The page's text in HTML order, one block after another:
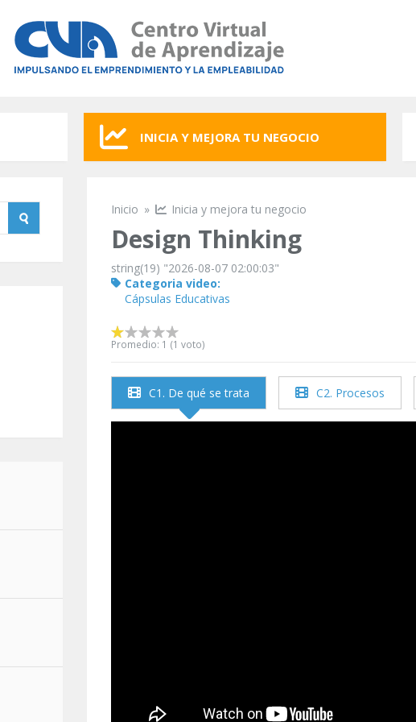
INICIA Y MEJORA TU NEGOCIO
Se encuentra usted aquí
Inicio » Inicia y mejora tu negocio
Design Thinking
string(19) "2026-08-07 02:00:03"
Categoria video:
Cápsulas Educativas
Promedio: 1 (1 voto)
C1. De qué se trata C2. Procesos